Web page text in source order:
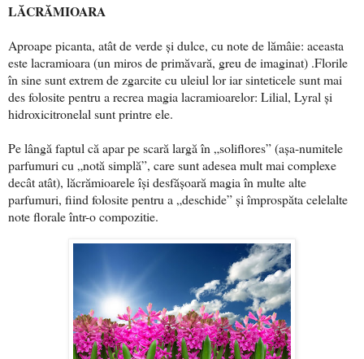
LĂCRĂMIOARA
Aproape picanta, atât de verde și dulce, cu note de lămâie: aceasta
este lacramioara (un miros de primăvară, greu de imaginat) .Florile
în sine sunt extrem de zgarcite cu uleiul lor iar sinteticele sunt mai
des folosite pentru a recrea magia lacramioarelor: Lilial, Lyral și
hidroxicitronelal sunt printre ele.
Pe lângă faptul că apar pe scară largă în „soliflores” (așa-numitele
parfumuri cu „notă simplă”, care sunt adesea mult mai complexe
decât atât), lăcrămioarele își desfășoară magia în multe alte
parfumuri, fiind folosite pentru a „deschide” și împrospăta celelalte
note florale într-o compozitie.